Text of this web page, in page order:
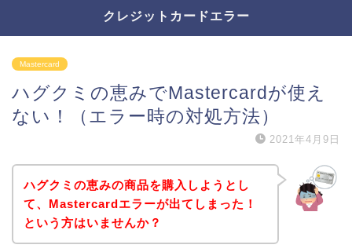
クレジットカードエラー
Mastercard
ハグクミの恵みでMastercardが使え
ない！（エラー時の対処方法）
2021年4月9日
ハグクミの恵みの商品を購入しようとし
て、Mastercardエラーが出てしまった！
という方はいませんか？